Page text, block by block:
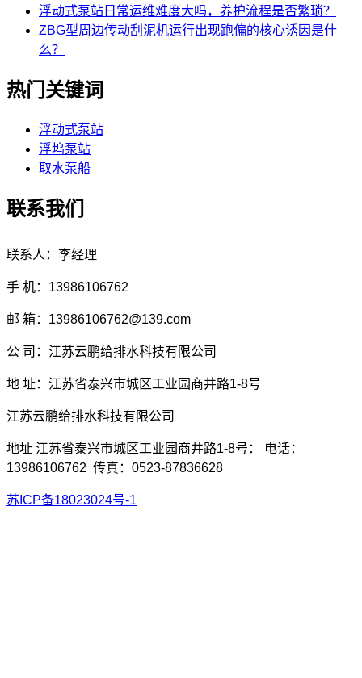
浮动式泵站日常运维难度大吗，养护流程是否繁琐？
ZBG型周边传动刮泥机运行出现跑偏的核心诱因是什
么？
热门关键词
浮动式泵站
浮坞泵站
取水泵船
联系我们
联系人：李经理
手 机：13986106762
邮 箱：13986106762@139.com
公 司：江苏云鹏给排水科技有限公司
地 址：江苏省泰兴市城区工业园商井路1-8号
江苏云鹏给排水科技有限公司
地址 江苏省泰兴市城区工业园商井路1-8号： 电话：
13986106762 传真：0523-87836628
苏ICP备18023024号-1